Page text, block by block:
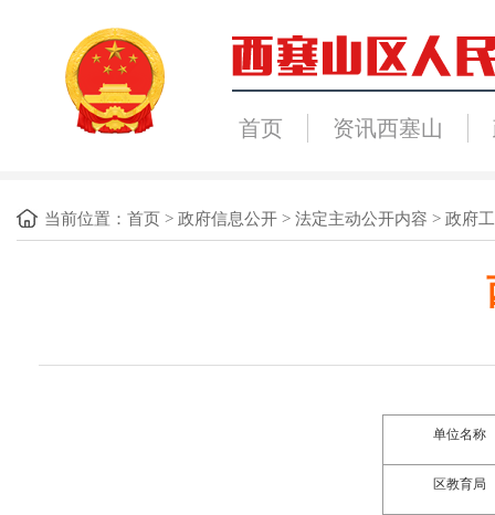
首页 资讯西塞山
当前位置： 首页 > 政府信息公开 > 法定主动公开内容 > 政府
单位名称
区教育局